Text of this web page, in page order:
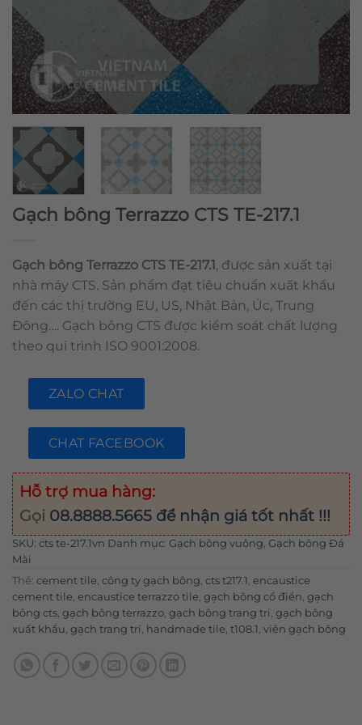
Gạch bông Terrazzo CTS TE-217.1
Gạch bông Terrazzo CTS TE-217.1, được sản xuất tại
nhà máy CTS. Sản phẩm đạt tiêu chuẩn xuất khẩu
đến các thị trường EU, US, Nhật Bản, Úc, Trung
Đông…. Gạch bông CTS được kiểm soát chất lượng
theo qui trình ISO 9001:2008.
ZALO CHAT
CHAT FACEBOOK
Hỗ trợ mua hàng:
Gọi 08.8888.5665 để nhận giá tốt nhất !!!
SKU: cts te-217.1vn Danh mục: Gạch bông vuông Gạch bông Đá
Mài
Thẻ: cement tile công ty gạch bông cts t217.1 encaustice
cement tile encaustice terrazzo tile gạch bông cổ điển gạch
bông cts gạch bông terrazzo gạch bông trang trí gạch bông
xuất khẩu gạch trang trí handmade tile t108.1 viên gạch bông